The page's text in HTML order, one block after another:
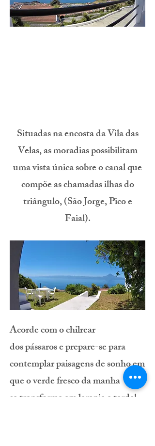
Situadas na encosta da Vila das
Velas, as moradias possibilitam
uma vista única sobre o canal que
compõe as chamadas ilhas do
triângulo, (São Jorge, Pico e
Faial).
Acorde com o chilrear
dos pássaros e prepare-se para
contemplar paisagens de sonho em
que o verde fresco da manha
se transforma em laranja a tarde!